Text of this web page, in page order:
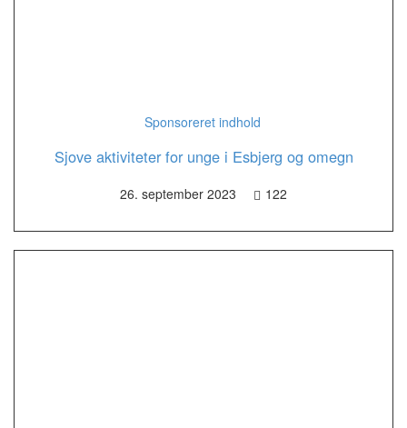
Sponsoreret indhold
Sjove aktiviteter for unge i Esbjerg og omegn
26. september 2023 122